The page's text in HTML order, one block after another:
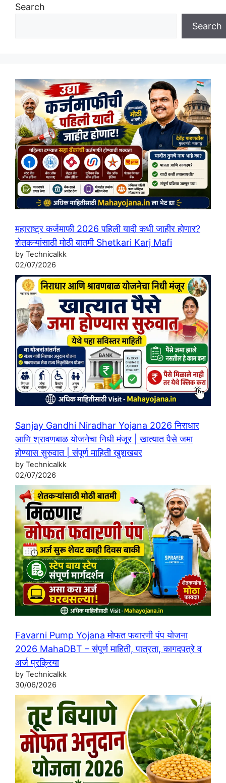
Search
Search
महाराष्ट्र कर्जमाफी 2026 पहिली यादी कधी जाहीर होणार?
शेतकऱ्यांसाठी मोठी बातमी Shetkari Karj Mafi
by Technicalkk
02/07/2026
Sanjay Gandhi Niradhar Yojana 2026 निराधार
आणि श्रावणबाळ योजनेचा निधी मंजूर | खात्यात पैसे जमा
होण्यास सुरुवात | संपूर्ण माहिती खुशखबर
by Technicalkk
02/07/2026
Favarni Pump Yojana मोफत फवारणी पंप योजना
2026 MahaDBT – संपूर्ण माहिती, पात्रता, कागदपत्रे व
अर्ज प्रक्रिया
by Technicalkk
30/06/2026